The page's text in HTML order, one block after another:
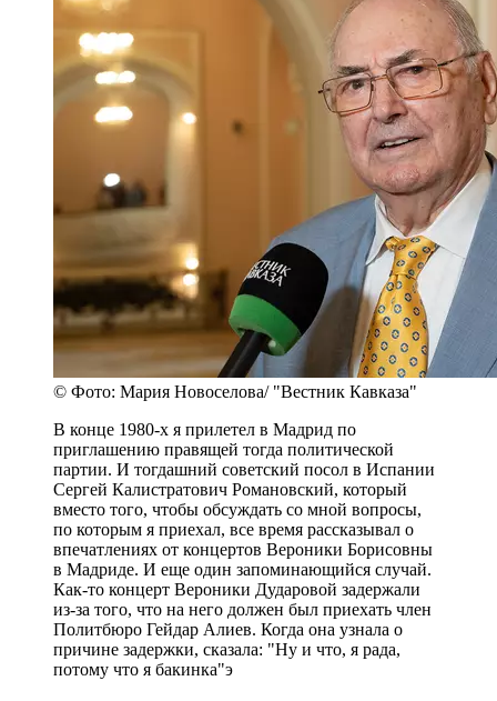
© Фото: Мария Новоселова/ "Вестник Кавказа"
В конце 1980-х я прилетел в Мадрид по
приглашению правящей тогда политической
партии. И тогдашний советский посол в Испании
Сергей Калистратович Романовский, который
вместо того, чтобы обсуждать со мной вопросы,
по которым я приехал, все время рассказывал о
впечатлениях от концертов Вероники Борисовны
в Мадриде. И еще один запоминающийся случай.
Как-то концерт Вероники Дударовой задержали
из-за того, что на него должен был приехать член
Политбюро Гейдар Алиев. Когда она узнала о
причине задержки, сказала: "Ну и что, я рада,
потому что я бакинка"э